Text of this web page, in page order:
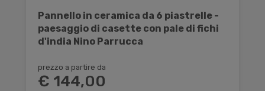
Pannello in ceramica da 6 piastrelle -
paesaggio di casette con pale di fichi
d'india Nino Parrucca
prezzo a partire da
€ 144,00